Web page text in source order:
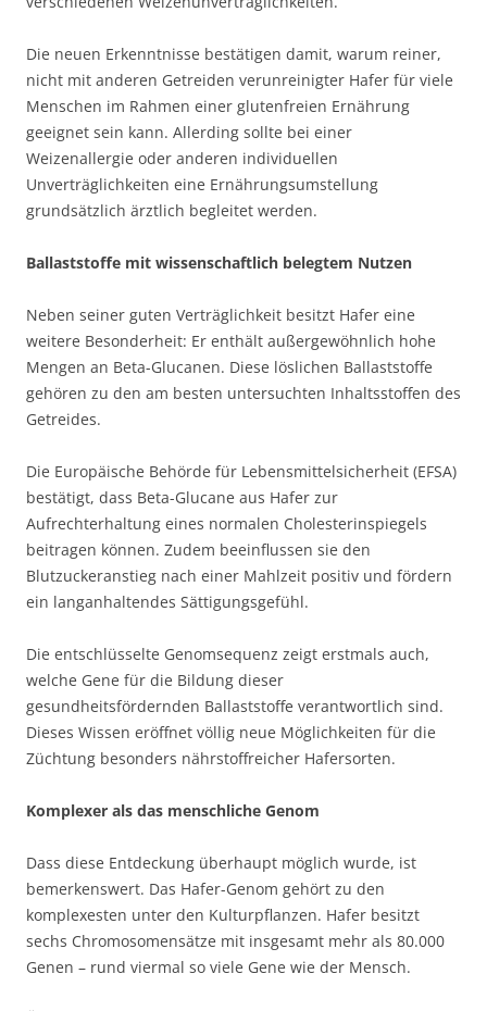
Die neuen Erkenntnisse bestätigen damit, warum reiner,
nicht mit anderen Getreiden verunreinigter Hafer für viele
Menschen im Rahmen einer glutenfreien Ernährung
geeignet sein kann. Allerding sollte bei einer
Weizenallergie oder anderen individuellen
Unverträglichkeiten eine Ernährungsumstellung
grundsätzlich ärztlich begleitet werden.
Ballaststoffe mit wissenschaftlich belegtem Nutzen
Neben seiner guten Verträglichkeit besitzt Hafer eine
weitere Besonderheit: Er enthält außergewöhnlich hohe
Mengen an Beta-Glucanen. Diese löslichen Ballaststoffe
gehören zu den am besten untersuchten Inhaltsstoffen des
Getreides.
Die Europäische Behörde für Lebensmittelsicherheit (EFSA)
bestätigt, dass Beta-Glucane aus Hafer zur
Aufrechterhaltung eines normalen Cholesterinspiegels
beitragen können. Zudem beeinflussen sie den
Blutzuckeranstieg nach einer Mahlzeit positiv und fördern
ein langanhaltendes Sättigungsgefühl.
Die entschlüsselte Genomsequenz zeigt erstmals auch,
welche Gene für die Bildung dieser
gesundheitsfördernden Ballaststoffe verantwortlich sind.
Dieses Wissen eröffnet völlig neue Möglichkeiten für die
Züchtung besonders nährstoffreicher Hafersorten.
Komplexer als das menschliche Genom
Dass diese Entdeckung überhaupt möglich wurde, ist
bemerkenswert. Das Hafer-Genom gehört zu den
komplexesten unter den Kulturpflanzen. Hafer besitzt
sechs Chromosomensätze mit insgesamt mehr als 80.000
Genen – rund viermal so viele Gene wie der Mensch.